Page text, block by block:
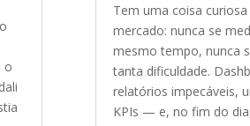
o
Tem uma coisa
mercado: nunca se
mesmo tempo, nunca
tanta dificuldade.
relatórios impecáveis,
KPIs — e, no fim do